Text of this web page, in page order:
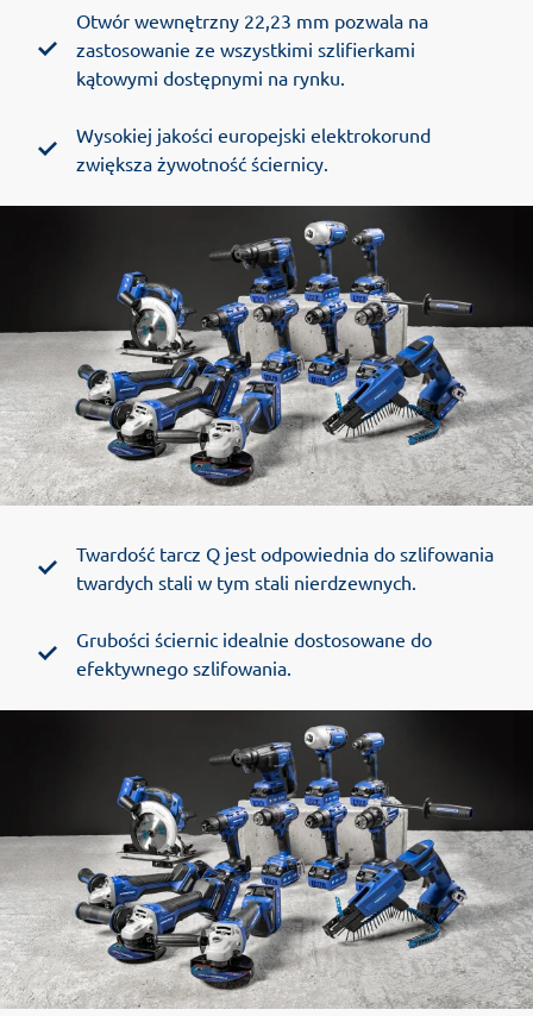
Otwór wewnętrzny 22,23 mm pozwala na
zastosowanie ze wszystkimi szlifierkami
kątowymi dostępnymi na rynku.
Wysokiej jakości europejski elektrokorund
zwiększa żywotność ściernicy.
Twardość tarcz Q jest odpowiednia do szlifowania
twardych stali w tym stali nierdzewnych.
Grubości ściernic idealnie dostosowane do
efektywnego szlifowania.